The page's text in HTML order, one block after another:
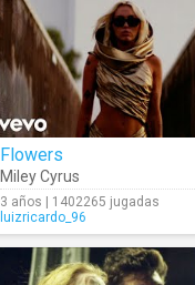
Flowers
Miley Cyrus
3 años | 1402265 jugadas
luizricardo_96